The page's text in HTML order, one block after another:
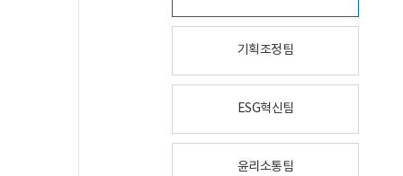
기획조정팀
ESG혁신팀
윤리소통팀